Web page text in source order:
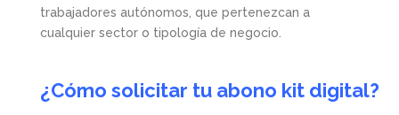
trabajadores autónomos, que pertenezcan a
cualquier sector o tipología de negocio.
¿Cómo solicitar tu abono kit digital?